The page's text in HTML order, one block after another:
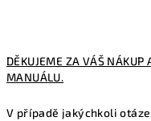
DĚKUJEME ZA VÁŠ NÁKUP
MANUÁLU.
V případě jakýchkoli